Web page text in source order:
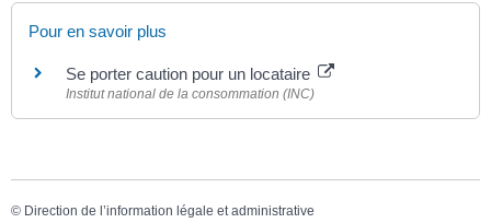
Pour en savoir plus
Se porter caution pour un locataire
Institut national de la consommation (INC)
© Direction de l’information légale et administrative